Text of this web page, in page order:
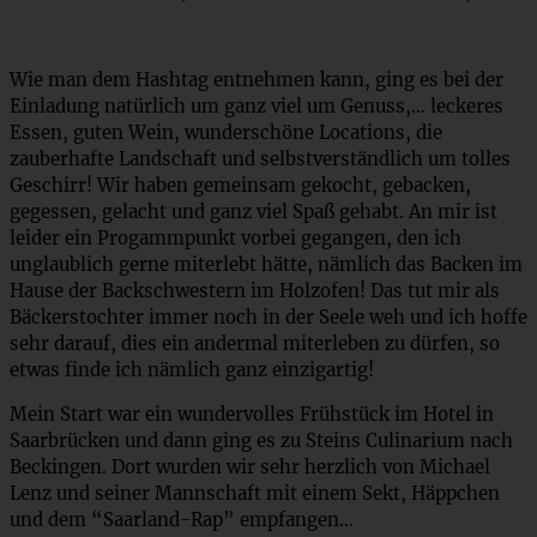
Wie man dem Hashtag entnehmen kann, ging es bei der
Einladung natürlich um ganz viel um Genuss,… leckeres
Essen, guten Wein, wunderschöne Locations, die
zauberhafte Landschaft und selbstverständlich um tolles
Geschirr! Wir haben gemeinsam gekocht, gebacken,
gegessen, gelacht und ganz viel Spaß gehabt. An mir ist
leider ein Progammpunkt vorbei gegangen, den ich
unglaublich gerne miterlebt hätte, nämlich das Backen im
Hause der Backschwestern im Holzofen! Das tut mir als
Bäckerstochter immer noch in der Seele weh und ich hoffe
sehr darauf, dies ein andermal miterleben zu dürfen, so
etwas finde ich nämlich ganz einzigartig!
Mein Start war ein wundervolles Frühstück im Hotel in
Saarbrücken und dann ging es zu Steins Culinarium nach
Beckingen. Dort wurden wir sehr herzlich von Michael
Lenz und seiner Mannschaft mit einem Sekt, Häppchen
und dem “Saarland-Rap” empfangen…